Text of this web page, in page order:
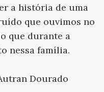
a história de uma
que ouvimos no
que durante a
nessa família.
Dourado